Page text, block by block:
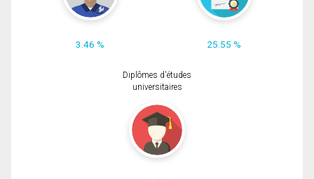
3.46 % 25.55 %
Diplômes d'études
universitaires